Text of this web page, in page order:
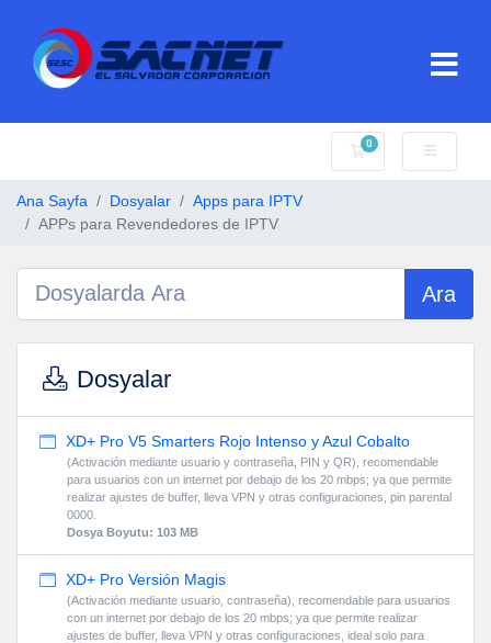
0
Sepet
Ana Sayfa Dosyalar
Apps para IPTV
APPs para Revendedores de IPTV
Ara
Dosyalar
XD+ Pro V5 Smarters Rojo Intenso y Azul Cobalto
(Activación mediante usuario y contraseña, PIN y QR), recomendable
para usuarios con un internet por debajo de los 20 mbps; ya que permite
realizar ajustes de buffer, lleva VPN y otras configuraciones, pin parental
0000.
Dosya Boyutu: 103 MB
XD+ Pro Versión Magis
(Activación mediante usuario, contraseña), recomendable para usuarios
con un internet por debajo de los 20 mbps; ya que permite realizar
ajustes de buffer, lleva VPN y otras configuraciones, ideal solo para